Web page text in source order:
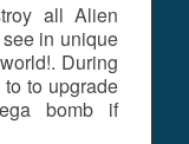
all Alien
in unique
During
to upgrade
bomb if